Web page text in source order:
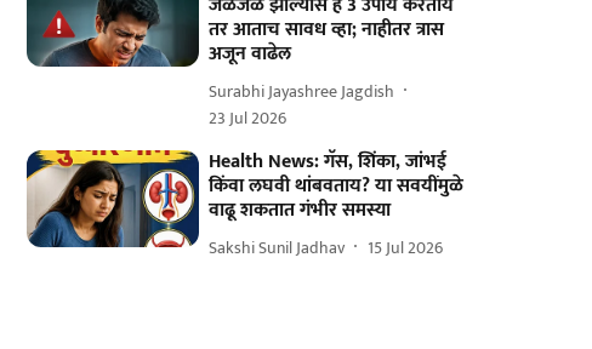
तर आताच सावध व्हा; नाहीतर त्रास
अजून वाढेल
Surabhi Jayashree Jagdish
23 Jul 2026
Health News: गॅस, शिंका, जांभई
किंवा लघवी थांबवताय? या सवयींमुळे
वाढू शकतात गंभीर समस्या
Sakshi Sunil Jadhav 15 Jul 2026